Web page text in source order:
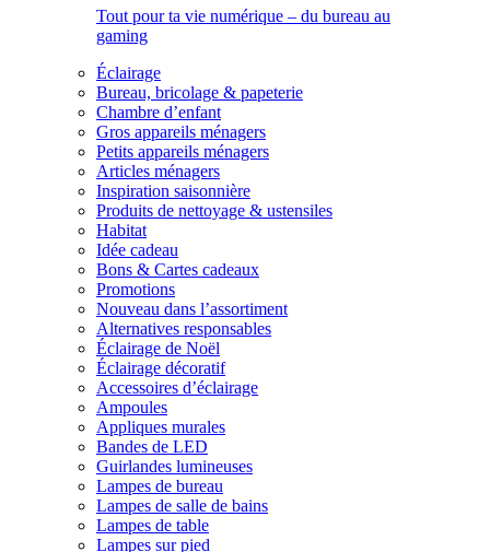
Tout pour ta vie numérique – du bureau au
gaming
Éclairage
Bureau, bricolage & papeterie
Chambre d’enfant
Gros appareils ménagers
Petits appareils ménagers
Articles ménagers
Inspiration saisonnière
Produits de nettoyage & ustensiles
Habitat
Idée cadeau
Bons & Cartes cadeaux
Promotions
Nouveau dans l’assortiment
Alternatives responsables
Éclairage de Noël
Éclairage décoratif
Accessoires d’éclairage
Ampoules
Appliques murales
Bandes de LED
Guirlandes lumineuses
Lampes de bureau
Lampes de salle de bains
Lampes de table
Lampes sur pied